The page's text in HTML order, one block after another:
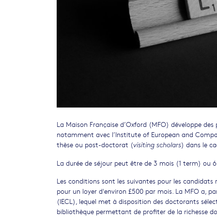
La Maison Française d’Oxford (MFO) développe
notamment avec l’Institute of European and
thèse ou post-doctorat (visiting scholars) dans le
La durée de séjour peut être de 3 mois (1 term) ou
Les conditions sont les suivantes pour les
pour un loyer d'environ £500 par mois. La MFO a,
(IECL), lequel met à disposition des doctorants
bibliothèque permettant de profiter de la richesse